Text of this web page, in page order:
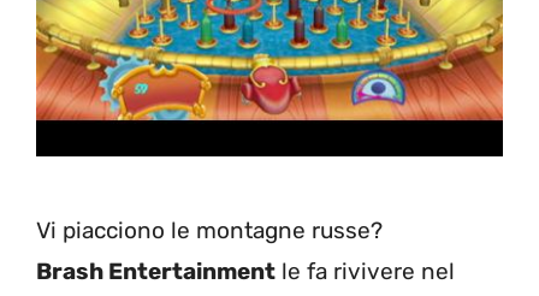
Vi piacciono le montagne russe?
Brash Entertainment le fa rivivere nel